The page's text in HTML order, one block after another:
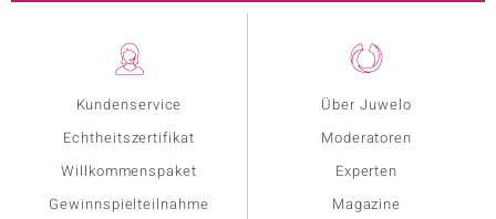
Kundenservice
Echtheitszertifikat
Willkommenspaket
Gewinnspielteilnahme
Über Juwelo
Moderatoren
Experten
Magazine